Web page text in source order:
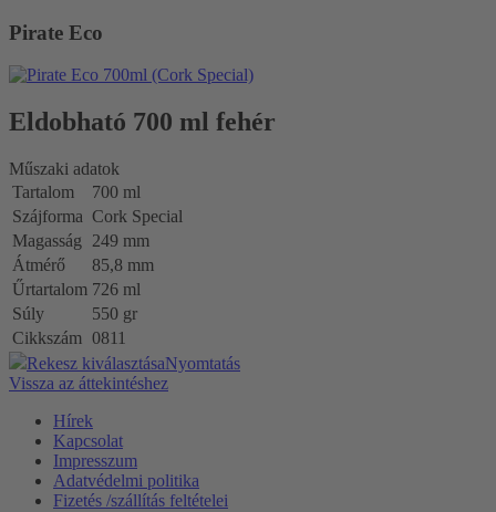
Pirate Eco
Eldobható 700 ml fehér
Műszaki adatok
Tartalom
700 ml
Szájforma Cork Special
Magasság
249 mm
Átmérő
85,8 mm
Űrtartalom 726 ml
Súly
550 gr
Cikkszám 0811
Rekesz kiválasztásaNyomtatás
Vissza az áttekintéshez
Hírek
Kapcsolat
Impresszum
Adatvédelmi politika
Fizetés /szállítás feltételei